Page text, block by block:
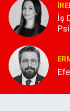
İş